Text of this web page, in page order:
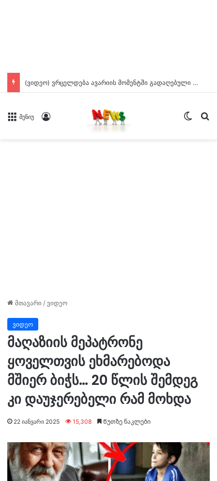
(ვიდეო) ვრცელდება ავარიის მომენტში გადაღებული კადრები ბათუმიდან
მენიუ
მთავარი / ვიდეო
ვიდეო
მაღაზიის მეპატრონე
ყოველთვის ეხმარებოდა
მშიერ ბიჭს… 20 წლის შემდეგ
კი დაუჯერებელი რამ მოხდა
22 იანვარი 2025 15,308 Წუთზე ნაკლები